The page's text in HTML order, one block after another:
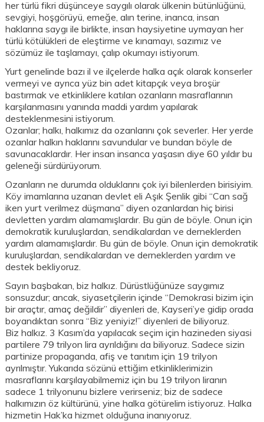
her türlü fikri düşünceye saygılı olarak ülkenin bütünlüğünü,
sevgiyi, hoşgörüyü, emeğe, alın terine, inanca, insan
haklarına saygı ile birlikte, insan haysiyetine uymayan her
türlü kötülükleri de eleştirme ve kınamayı, sazımız ve
sözümüz ile taşlamayı, çalıp okumayı istiyorum.
Yurt genelinde bazı il ve ilçelerde halka açık olarak konserler
vermeyi ve ayrıca yüz bin adet kitapçık veya broşür
bastırmak ve etkinliklere katılan ozanların masraflarının
karşılanmasını yanında maddi yardım yapılarak
desteklenmesini istiyorum.
Ozanlar; halkı, halkımız da ozanlarını çok severler. Her yerde
ozanlar halkın haklarını savundular ve bundan böyle de
savunacaklardır. Her insan insanca yaşasın diye 60 yıldır bu
geleneği sürdürüyorum.
Ozanların ne durumda olduklarını çok iyi bilenlerden birisiyim.
Köy imamlarına uzanan devlet eli Aşık Şenlik gibi “Can sağ
iken yurt verilmez düşmana” diyen ozanlardan hiç birisi
devletten yardım alamamışlardır. Bu gün de böyle. Onun için
demokratik kuruluşlardan, sendikalardan ve derneklerden
yardım alamamışlardır. Bu gün de böyle. Onun için demokratik
kuruluşlardan, sendikalardan ve derneklerden yardım ve
destek bekliyoruz.
Sayın başbakan, biz halkız. Dürüstlüğünüze saygımız
sonsuzdur; ancak, siyasetçilerin içinde “Demokrasi bizim için
bir araçtır, amaç değildir” diyenleri de, Kayseri’ye gidip orada
boyandıktan sonra “Biz yeniyiz!” diyenleri de biliyoruz.
Biz halkız. 3 Kasım’da yapılacak seçim için hazineden siyasi
partilere 79 trilyon lira ayrıldığını da biliyoruz. Sadece sizin
partinize propaganda, afiş ve tanıtım için 19 trilyon
ayrılmıştır. Yukarıda sözünü ettiğim etkinliklerimizin
masraflarını karşılayabilmemiz için bu 19 trilyon liranın
sadece 1 trilyonunu bizlere verirseniz; biz de sadece
halkımızın öz kültürünü, yine halka götürelim istiyoruz. Halka
hizmetin Hak’ka hizmet olduğuna inanıyoruz.